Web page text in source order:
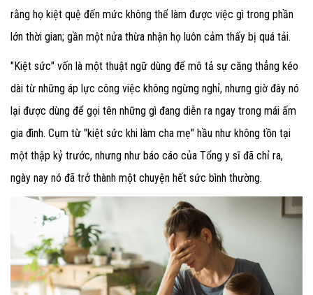
rằng họ kiệt quệ đến mức không thể làm được việc gì trong phần
lớn thời gian; gần một nửa thừa nhận họ luôn cảm thấy bị quá tải.
"Kiệt sức" vốn là một thuật ngữ dùng để mô tả sự căng thẳng kéo
dài từ những áp lực công việc không ngừng nghỉ, nhưng giờ đây nó
lại được dùng để gọi tên những gì đang diễn ra ngay trong mái ấm
gia đình. Cụm từ "kiệt sức khi làm cha mẹ" hầu như không tồn tại
một thập kỷ trước, nhưng như báo cáo của Tổng y sĩ đã chỉ ra,
ngày nay nó đã trở thành một chuyện hết sức bình thường.